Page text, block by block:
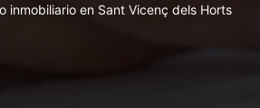
inmobiliario en Sant Vicenç dels Horts